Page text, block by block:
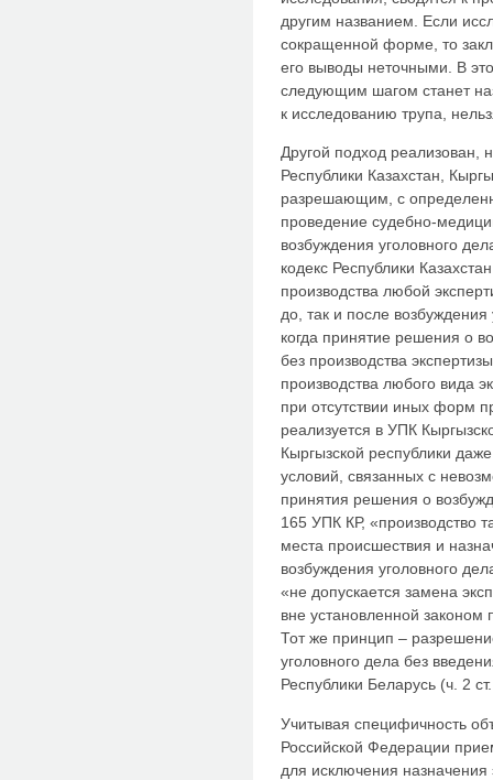
другим названием. Если
сокращенной форме, то
его выводы неточными. В
следующим шагом станет
к исследованию трупа,
Другой подход реализован,
Республики Казахстан,
разрешающим, с
проведение судебно-
возбуждения уголовного
кодекс Республики
производства любой
до, так и после возбуждения
когда принятие решения о
без производства
производства любого вида
при отсутствии иных форм
реализуется в УПК
Кыргызской республики
условий, связанных с
принятия решения о
165 УПК КР, «производство
места происшествия и
возбуждения уголовного
«не допускается замена
вне установленной
Тот же принцип –
уголовного дела без
Республики Беларусь (ч. 2
Учитывая специфичность
Российской Федерации
для исключения назначения